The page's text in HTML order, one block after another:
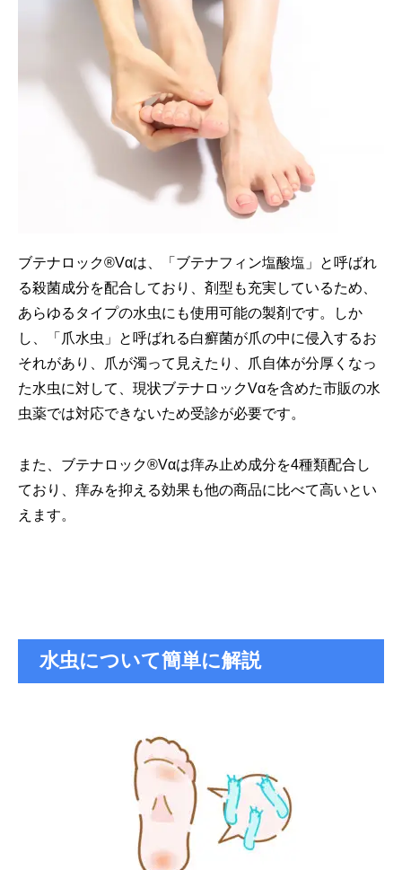
ブテナロック®Vαは、「ブテナフィン塩酸塩」と呼ばれ
る殺菌成分を配合しており、剤型も充実しているため、
あらゆるタイプの水虫にも使用可能の製剤です。しか
し、「爪水虫」と呼ばれる白癬菌が爪の中に侵入するお
それがあり、爪が濁って見えたり、爪自体が分厚くなっ
た水虫に対して、現状ブテナロックVαを含めた市販の水
虫薬では対応できないため受診が必要です。
また、ブテナロック®Vαは痒み止め成分を4種類配合し
ており、痒みを抑える効果も他の商品に比べて高いとい
えます。
水虫について簡単に解説